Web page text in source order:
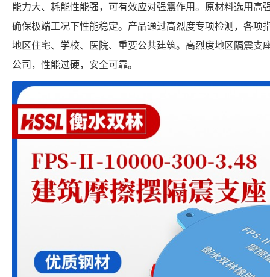
能力大、耗能性能强，可有效应对强震作用。原材料选用高
确保极端工况下性能稳定。产品通过高烈度专项检测，各项
地区住宅、学校、医院、重要公共建筑。高烈度地区隔震支
公司，性能过硬，安全可靠。